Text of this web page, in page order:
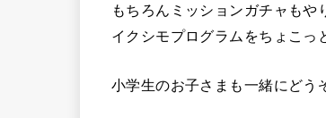
もちろんミッションガチャもや
イクシモプログラムをちょこっ
小学生のお子さまも一緒にどう